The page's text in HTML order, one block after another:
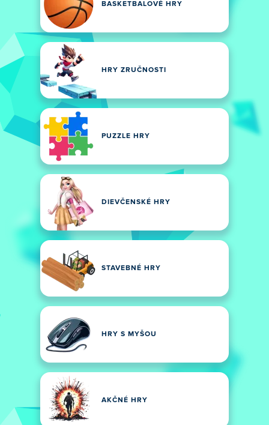
BASKETBALOVÉ HRY
HRY ZRUČNOSTI
PUZZLE HRY
DIEVČENSKÉ HRY
STAVEBNÉ HRY
HRY S MYŠOU
AKČNÉ HRY